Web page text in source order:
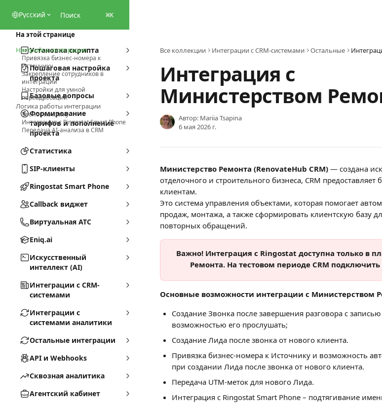
Pусский Поиск ⌘K
Установка скрипта
Пошаговая настройка
проекта
Базовые вопросы
Формирование
тарифов и пополнение
проекта
Статистика
SIP-клиенты
Ringostat Smart Phone
Callback виджет
Виртуальная АТС
Eniq.ai
Искусственный
интеллект (AI)
Интеграции с CRM-
системами
Интеграции с
системами аналитики
Остальные интеграции
API и Webhooks
Сквозная аналитика
Агентский кабинет
Все коллекции Интеграции с CRM-системами Остальные
Интеграция с
Министерством
Автор: Mariia Tsapina
6 мая 2026 г.
Министерство Ремонта (RenovateHub CRM) — создана
отделочного и строительного бизнеса, CRM
клиентам.
Это система управления объектами, которая помогает
продаж, монтажа, а также сформировать клиентскую базу
повторных обращений.
Важно! Интеграция с Ringostat доступна только в
Ремонта. На тестовом периоде CRM
Основные возможности интеграции с Министерством
Создание Звонка после завершения разговора с
возможностью его прослушать;
Создание Лида после звонка от нового клиента.
Привязка бизнес-номера к Источнику и возможность
при создании Лида после звонка от нового клиента.
Передача UTM-меток для нового Лида.
Интеграция с Ringostat Smart Phone – подтягивание
На этой странице
Настройка интеграции
Привязка бизнес-номера к
Источнику
Закрепление сотрудников в
интеграции
Настройки для умной
переадресации
Логика работы интеграции
Звонок по клику
Интеграция с Ringostat Smart Phone
Передача AI-анализа в CRM